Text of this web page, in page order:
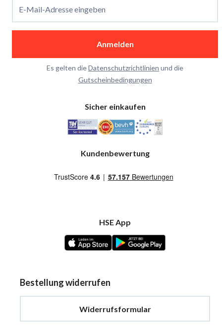
E-Mail-Adresse eingeben
Anmelden
Es gelten dieDatenschutzrichtlinien und die
Gutscheinbedingungen
Sicher einkaufen
Kundenbewertung
HSE App
Bestellung widerrufen
Widerrufsformular